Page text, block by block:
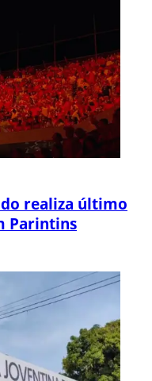
realiza último
Parintins